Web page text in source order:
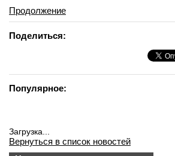
Продолжение
Поделиться:
Популярное:
Загрузка...
Вернуться в список новостей